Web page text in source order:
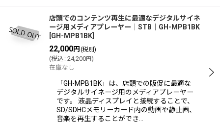
店頭でのコンテンツ再生に最適なデジタルサイネ
ージ用メディアプレーヤー│STB│GH-MPB1BK
GH-MPB1BK
22,000円 (税別)
(税込 : 24,200円)
在庫なし
「GH-MPB1BK」は、店頭での販促に最適な
デジタルサイネージ用のメディアプレーヤー
です。 液晶ディスプレイと接続することで、
SD/SDHCメモリーカード内の動画や静止画、
音楽を再生することができ…